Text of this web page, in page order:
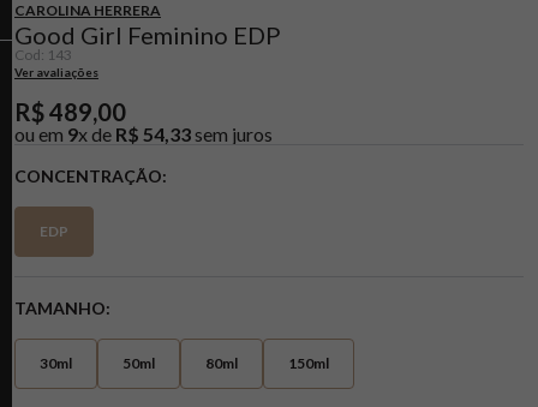
CAROLINA HERRERA
Good Girl Feminino EDP
Cod: 143
Ver avaliações
R$489,00
ou em 9x de R$ 54,33 sem juros
CONCENTRAÇÃO
EDP
TAMANHO
30ml 50ml 80ml 150ml